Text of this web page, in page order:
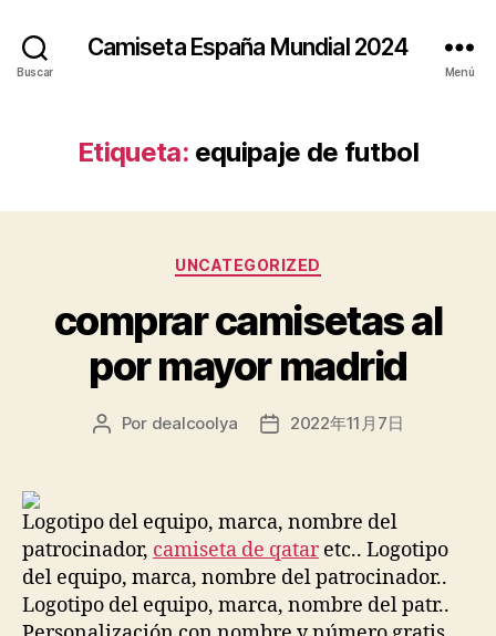
Buscar
Camiseta España Mundial 2024
Menú
Etiqueta: equipaje de futbol
Categorías
UNCATEGORIZED
comprar camisetas al
por mayor madrid
Autor
Por dealcoolya
Fecha2022年11月7日
Logotipo del equipo, marca, nombre del
patrocinador, camiseta de qataretc.. Logotipo
del equipo, marca, nombre del patrocinador..
Logotipo del equipo, marca, nombre del patr..